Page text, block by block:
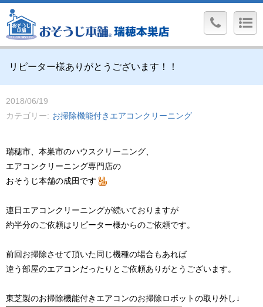
リピーター様ありがとうございます！！
2018/06/19
カテゴリー
お掃除機能付きエアコンクリーニング
瑞穂市、本巣市のハウスクリーニング、
エアコンクリーニング専門店の
おそうじ本舗の成田です
連日エアコンクリーニングが続いておりますが
約半分のご依頼はリピーター様からのご依頼です。
前回お掃除させて頂いた同じ機種の場合もあれば
違う部屋のエアコンだったりとご依頼ありがとうございます。
東芝製のお掃除機能付きエアコンのお掃除ロボットの取り外し↓